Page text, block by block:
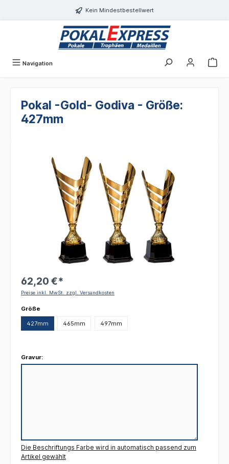
Kein Mindestbestellwert
Navigation
Pokal -Gold- Godiva - Größe:
427mm
Bildergalerie überspringen
62,20 €*
Preise inkl. MwSt. zzgl. Versandkosten
Größe
427mm 465mm 497mm
Gravur:
Die Beschriftungs Farbe wird in automatisch passend zum
Artikel gewählt